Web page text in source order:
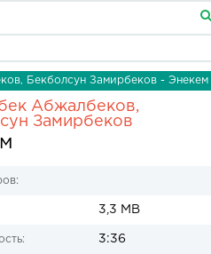
Бекболсун Замирбеков - Энекем
Абжалбеков,
Замирбеков
3,3 MB
3:36